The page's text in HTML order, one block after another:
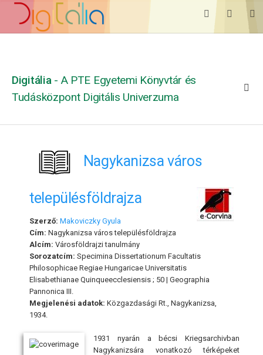
Digitália - A PTE Egyetemi Könyvtár és
Tudásközpont Digitális Univerzuma
Nagykanizsa város
településföldrajza
Szerző: Makoviczky Gyula
Cím: Nagykanizsa város településföldrajza
Alcím: Városföldrajzi tanulmány
Sorozatcím: Specimina Dissertationum Facultatis
Philosophicae Regiae Hungaricae Universitatis
Elisabethianae Quinqueecclesiensis ; 50 | Geographia
Pannonica III.
Megjelenési adatok: Közgazdasági Rt., Nagykanizsa,
1934.
1931 nyarán a bécsi Kriegsarchivban
Nagykanizsára vonatkozó térképeket